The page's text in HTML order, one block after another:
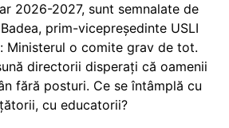
2026-2027, sunt semnalate de
prim-vicepreședinte USLI
Ministerul o comite grav de tot.
directorii disperați că oamenii
fără posturi. Ce se întâmplă cu
cu educatorii?